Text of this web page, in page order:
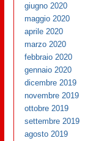
giugno 2020
maggio 2020
aprile 2020
marzo 2020
febbraio 2020
gennaio 2020
dicembre 2019
novembre 2019
ottobre 2019
settembre 2019
agosto 2019